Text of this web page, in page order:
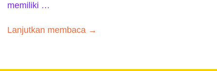
memiliki …
Lanjutkan membaca →